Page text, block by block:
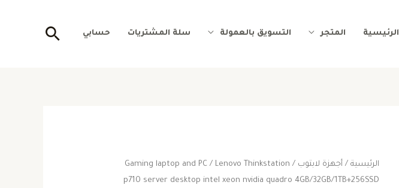
الرئيسية المتجر التسويق بالعمولة سلة المشتريات حسابي البحث
الرئيسية / أجهزة لابتوب /
Gaming laptop and PC / Lenovo Thinkstation
p710 server desktop intel xeon nvidia quadro 4GB/32GB/1TB+256SSD
السعر
السعر